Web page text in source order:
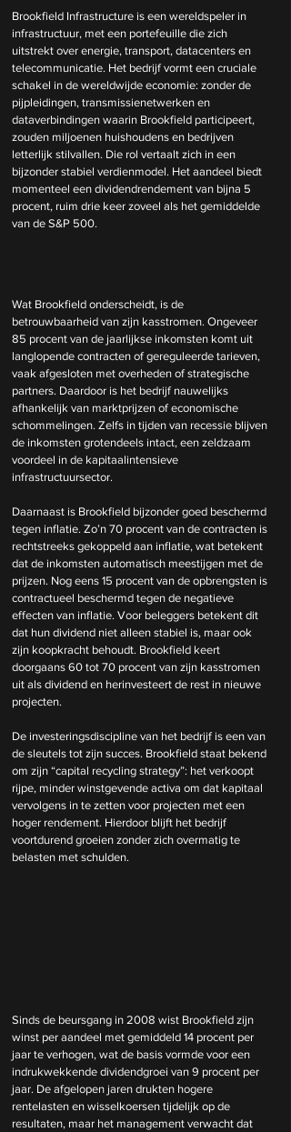
Brookfield Infrastructure is een wereldspeler in
infrastructuur, met een portefeuille die zich
uitstrekt over energie, transport, datacenters en
telecommunicatie. Het bedrijf vormt een cruciale
schakel in de wereldwijde economie: zonder de
pijpleidingen, transmissienetwerken en
dataverbindingen waarin Brookfield participeert,
zouden miljoenen huishoudens en bedrijven
letterlijk stilvallen. Die rol vertaalt zich in een
bijzonder stabiel verdienmodel. Het aandeel biedt
momenteel een dividendrendement van bijna 5
procent, ruim drie keer zoveel als het gemiddelde
van de S&P 500.
Wat Brookfield onderscheidt, is de
betrouwbaarheid van zijn kasstromen. Ongeveer
85 procent van de jaarlijkse inkomsten komt uit
langlopende contracten of gereguleerde tarieven,
vaak afgesloten met overheden of strategische
partners. Daardoor is het bedrijf nauwelijks
afhankelijk van marktprijzen of economische
schommelingen. Zelfs in tijden van recessie blijven
de inkomsten grotendeels intact, een zeldzaam
voordeel in de kapitaalintensieve
infrastructuursector.
Daarnaast is Brookfield bijzonder goed beschermd
tegen inflatie. Zo’n 70 procent van de contracten is
rechtstreeks gekoppeld aan inflatie, wat betekent
dat de inkomsten automatisch meestijgen met de
prijzen. Nog eens 15 procent van de opbrengsten is
contractueel beschermd tegen de negatieve
effecten van inflatie. Voor beleggers betekent dit
dat hun dividend niet alleen stabiel is, maar ook
zijn koopkracht behoudt. Brookfield keert
doorgaans 60 tot 70 procent van zijn kasstromen
uit als dividend en herinvesteert de rest in nieuwe
projecten.
De investeringsdiscipline van het bedrijf is een van
de sleutels tot zijn succes. Brookfield staat bekend
om zijn “capital recycling strategy”: het verkoopt
rijpe, minder winstgevende activa om dat kapitaal
vervolgens in te zetten voor projecten met een
hoger rendement. Hierdoor blijft het bedrijf
voortdurend groeien zonder zich overmatig te
belasten met schulden.
Sinds de beursgang in 2008 wist Brookfield zijn
winst per aandeel met gemiddeld 14 procent per
jaar te verhogen, wat de basis vormde voor een
indrukwekkende dividendgroei van 9 procent per
jaar. De afgelopen jaren drukten hogere
rentelasten en wisselkoersen tijdelijk op de
resultaten, maar het management verwacht dat